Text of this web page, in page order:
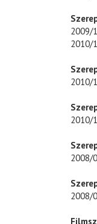
2009/
2010/
2010/
2010/
2008/
2008/